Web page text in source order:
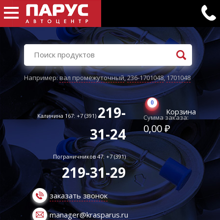
Например:вал промежуточный,236-1701048,1701048
Калинина 167: +7 (391) 219-
31-24
Пограничников 47: +7 (391)
219-31-29
заказать звонок
manager@krasparus.ru
0
Корзина
Сумма заказа:
0,00 ₽